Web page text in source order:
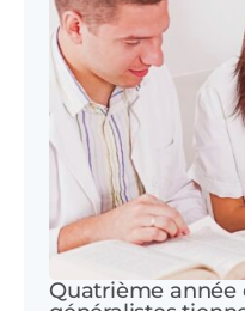
Quatrième année